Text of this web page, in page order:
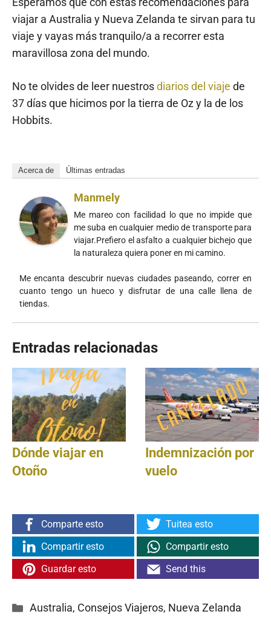
viajar a Australia y Nueva Zelanda te sirvan para tu
viaje y vayas más tranquilo/a a recorrer esta
maravillosa zona del mundo.
No te olvides de leer nuestrosdiarios del viaje de
37 días que hicimos por la tierra de Oz y la de los
Hobbits.
Acerca de Últimas entradas
Manmely
Me mareo con facilidad lo que no impide que
me suba en cualquier medio de transporte para
viajar.Prefiero el asfalto a cualquier bichejo que
la naturaleza quiera poner en mi camino.
Me encanta descubrir nuevas ciudades paseando, correr en
cuanto tengo un hueco y disfrutar de una calle llena de
tiendas.
Entradas relacionadas
Dónde viajar en
Otoño
Indemnización por
vuelo
Comparte esto
Tuitea esto
Compartir esto
Compartir esto
Guardar esto
Send this
Categorías
Australia, Consejos Viajeros, Nueva Zelanda